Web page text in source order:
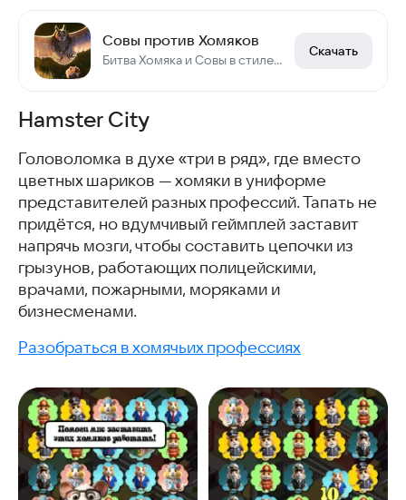
Совы против Хомяков
Битва Хомяка и Совы в стиле крестики-нолики
Скачать
Hamster City
Головоломка в духе «три в ряд», где вместо
цветных шариков — хомяки в униформе
представителей разных профессий. Тапать не
придётся, но вдумчивый геймплей заставит
напрячь мозги, чтобы составить цепочки из
грызунов, работающих полицейскими,
врачами, пожарными, моряками и
бизнесменами.
Разобраться в хомячьих профессиях